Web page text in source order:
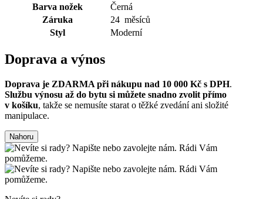
Barva nožek
Černá
Záruka
24 měsíců
Styl
Moderní
Doprava a výnos
Doprava je ZDARMA při nákupu nad 10 000 Kč s DPH.
Službu výnosu až do bytu si můžete snadno zvolit přímo
v košíku, takže se nemusíte starat o těžké zvedání ani složité
manipulace.
Nahoru